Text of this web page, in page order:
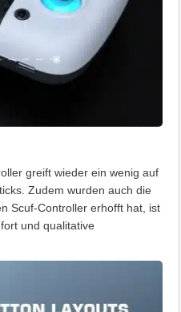
greift wieder ein wenig auf
Zudem wurden auch die
Scuf-Controller erhofft hat, ist
und qualitative